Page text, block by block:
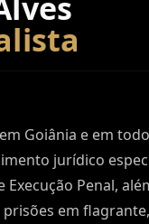
Goiânia e em
jurídico
Execução Penal,
prisões em